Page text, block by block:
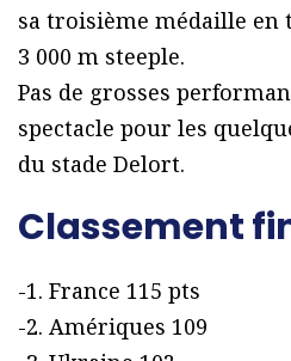
sa troisième médaille en
3 000 m steeple.
Pas de grosses
spectacle pour les
du stade Delort.
Classement
-1. France 115 pts
-2. Amériques 109